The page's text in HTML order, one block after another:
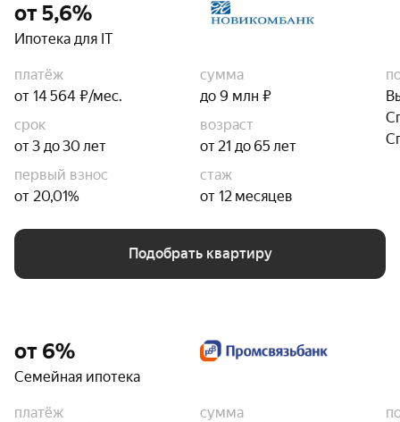
от 5,6%
Ипотека для IT
платёж
от 14 564 ₽/мес.
сумма
до 9 млн ₽
срок
от 3 до 30 лет
возраст
от 21 до 65 лет
первый взнос
от 20,01%
стаж
от 12 месяцев
Подобрать квартиру
от 6%
Семейная ипотека
платёж
сумма